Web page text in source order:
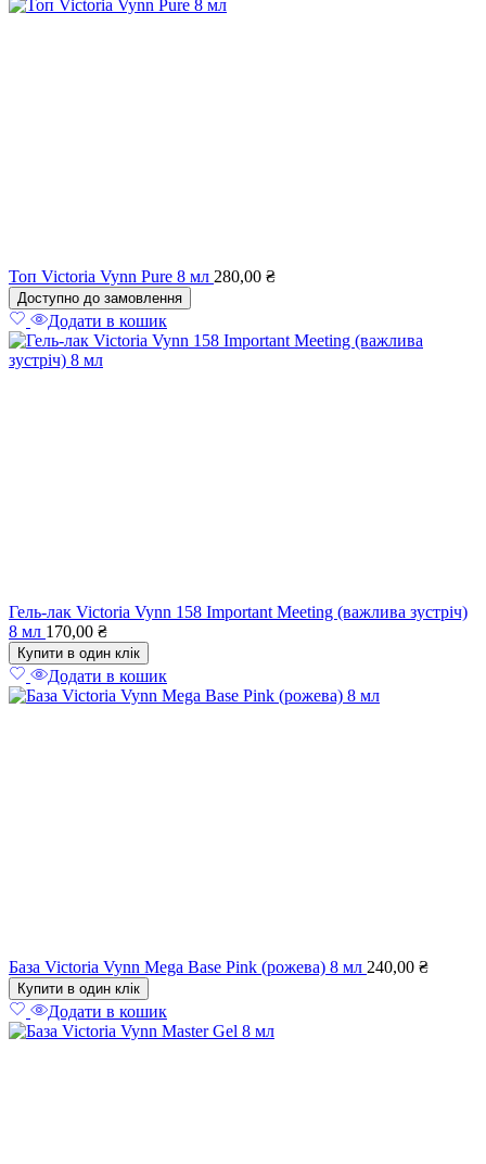
Топ Victoria Vynn Pure 8 мл 280,00 ₴
Доступно до замовлення
Додати в кошик
Гель-лак Victoria Vynn 158 Important Meeting (важлива зустріч)
8 мл 170,00 ₴
Купити в один клік
Додати в кошик
База Victoria Vynn Mega Base Pink (рожева) 8 мл 240,00 ₴
Купити в один клік
Додати в кошик